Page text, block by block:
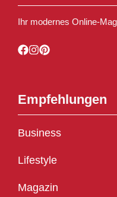
Ihr modernes Online-
Empfehlungen
Business
Lifestyle
Magazin